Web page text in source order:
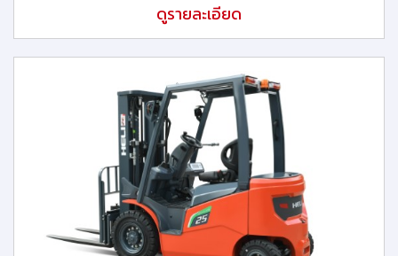
ดูรายละเอียด